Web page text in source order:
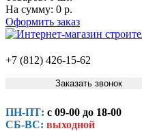
На сумму: 0 р.
Оформить заказ
+7 (812) 426-15-62
Заказать звонок
ПН-ПТ: с 09-00 до 18-00
СБ-ВС: выходной